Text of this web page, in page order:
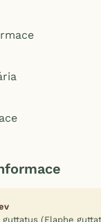
guttatus (Elaphe